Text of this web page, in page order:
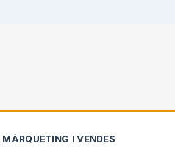
MÀRQUETING I VENDES